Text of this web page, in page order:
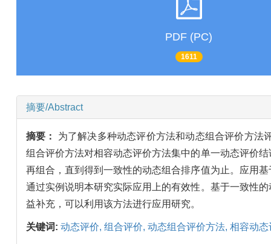
PDF (PC)
1611
摘要/Abstract
摘要： 为了解决多种动态评价方法和动态组合评价方法
组合评价方法对相容动态评价方法集中的单一动态评价
再组合，直到得到一致性的动态组合排序值为止。应用
通过实例说明本研究实际应用上的有效性。基于一致性
益补充，可以利用该方法进行应用研究。
关键词: 动态评价, 组合评价, 动态组合评价方法, 相容动